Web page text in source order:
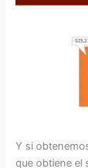
Y si
que obtiene el